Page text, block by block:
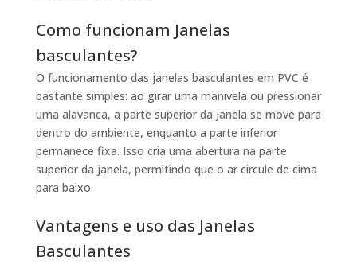
Como funcionam Janelas
basculantes?
O funcionamento das janelas basculantes em PVC é
bastante simples: ao girar uma manivela ou pressionar
uma alavanca, a parte superior da janela se move para
dentro do ambiente, enquanto a parte inferior
permanece fixa. Isso cria uma abertura na parte
superior da janela, permitindo que o ar circule de cima
para baixo.
Vantagens e uso das Janelas
Basculantes